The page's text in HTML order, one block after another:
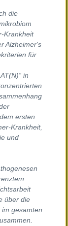
die
Krankheit
Alzheimer's
für
in
ersten
Krankheit,
und
über die
gesamten